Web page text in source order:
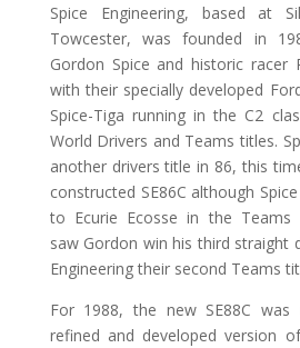
Spice Engineering, based at
Towcester, was founded in
Gordon Spice and historic racer
with their specially developed
Spice-Tiga running in the C2
World Drivers and Teams titles.
another drivers title in 86, this
constructed SE86C although
to Ecurie Ecosse in the Teams
saw Gordon win his third straight
Engineering their second Teams
For 1988, the new SE88C was
refined and developed version